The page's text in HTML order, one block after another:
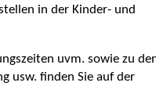
in der Kinder- und
uvm. sowie zu
usw. finden Sie auf der